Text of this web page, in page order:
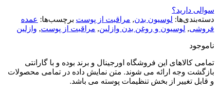
سوالی دارید؟
دسته‌بندی‌ها: لوسیون بدن, مراقبت از پوست برچسب‌ها: عمده
فروشی, لوسیون و روغن بدن وازلین, مراقبت از پوست, وازلین
ناموجود
تمامی کالاهای این فروشگاه اورجینال و برند بوده و با گارانتی
بازگشت وجه ارائه می شوند. متن نمایش داده در تمامی محصولات
و قابل تغییر از بخش تنظیمات پوسته می باشد.